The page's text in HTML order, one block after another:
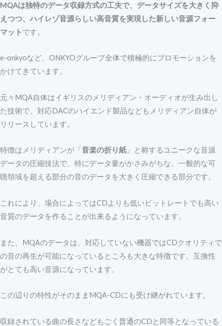
MQAは独特のデータ収録方式の工夫で、データサイズを大きく抑
えつつ、ハイレゾ音源らしい高音質を実現した新しい音源フォー
マット です。
e-onkyoなど、ONKYOグループ全体で積極的にプロモーションを
かけてきています。
元々MQA自体はイギリスのメリディアン・オーディオが生み出し
た技術で、対応DACのハイエンド製品などもメリディアン自体が
リリースしています。
特徴はメリディアンが「 音楽の折り紙 」と称するユニークな音源
データの圧縮技法で、特にデータ量がかさみがちな、一般的な可
聴領域を超える部分の音のデータを大きく圧縮できる部分です。
これにより、場合によってはCDよりも低いビットレートでも高い
音質のデータを作ることが出来るようになっています。
また、MQAのデータは、対応していない機器ではCDクオリティで
の音の再生が可能になっているところも大きな特徴です。互換性
がとても高い音源になっています。
この辺りの特性がそのままMQA-CDにも受け継がれています。
収録されている曲の長さなどもごく普通のCDと同等となっている